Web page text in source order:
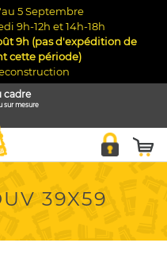
5 Septembre
9h-12h et 14h-18h
9h (pas d'expédition de
cette période)
cadre
sur mesure
39X59